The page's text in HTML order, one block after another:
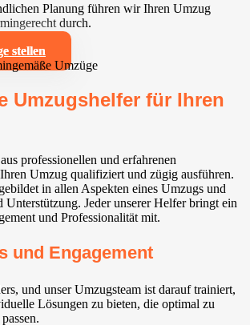
Planung führen wir Ihren Umzug
durch.
stellen
Umzugshelfer für Ihren
professionellen und erfahrenen
Umzug qualifiziert und zügig ausführen.
in allen Aspekten eines Umzugs und
Unterstützung. Jeder unserer Helfer bringt ein
und Professionalität mit.
und Engagement
und unser Umzugsteam ist darauf trainiert,
Lösungen zu bieten, die optimal zu